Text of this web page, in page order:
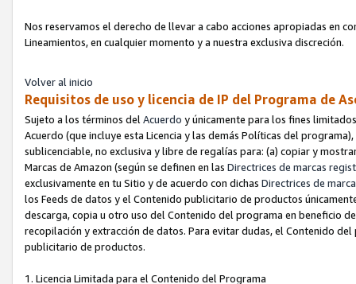
Nos reservamos el derecho de llevar a cabo acciones apropiadas en
Lineamientos, en cualquier momento y a nuestra exclusiva discreción.
Volver al inicio
Requisitos de uso y licencia de IP del Programa de
Sujeto a los términos del Acuerdo y únicamente para los fines
Acuerdo (que incluye esta Licencia y las demás Políticas del
sublicenciable, no exclusiva y libre de regalías para: (a) copiar y
Marcas de Amazon (según se definen en las Directrices de marcas
exclusivamente en tu Sitio y de acuerdo con dichas Directrices de
los Feeds de datos y el Contenido publicitario de productos
descarga, copia u otro uso del Contenido del programa en beneficio
recopilación y extracción de datos. Para evitar dudas, el Contenido
publicitario de productos.
1. Licencia Limitada para el Contenido del Programa